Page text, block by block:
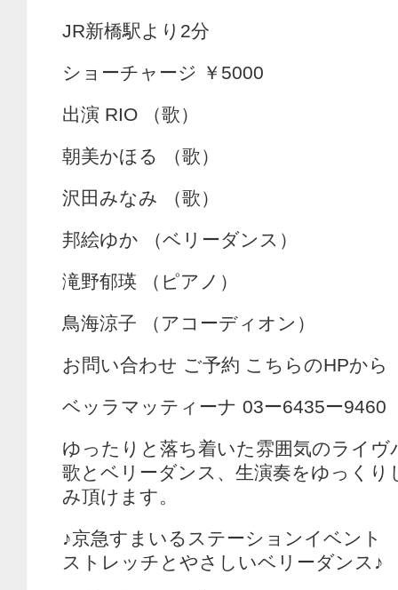
JR新橋駅より2分
ショーチャージ ￥5000
出演 RIO （歌）
朝美かほる （歌）
沢田みなみ （歌）
邦絵ゆか （ベリーダンス）
滝野郁瑛 （ピアノ）
鳥海涼子 （アコーディオン）
お問い合わせ ご予約 こちらのHPから
ベッラマッティーナ 03ー6435ー9460
ゆったりと落ち着いた雰囲気のライヴ
歌とベリーダンス、生演奏をゆっくり
み頂けます。
♪京急すまいるステーションイベント
ストレッチとやさしいベリーダンス♪